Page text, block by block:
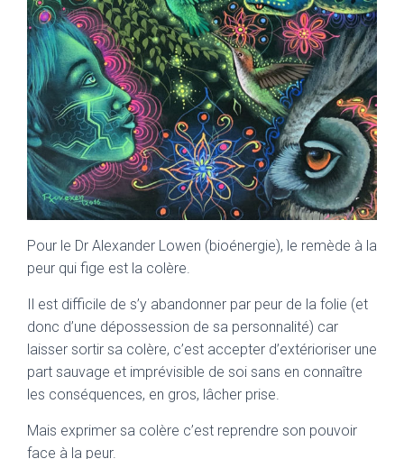
Pour le Dr Alexander Lowen (bioénergie), le remède à la
peur qui fige est la colère.
Il est difficile de s’y abandonner par peur de la folie (et
donc d’une dépossession de sa personnalité) car
laisser sortir sa colère, c’est accepter d’extérioriser une
part sauvage et imprévisible de soi sans en connaître
les conséquences, en gros, lâcher prise.
Mais exprimer sa colère c’est reprendre son pouvoir
face à la peur.